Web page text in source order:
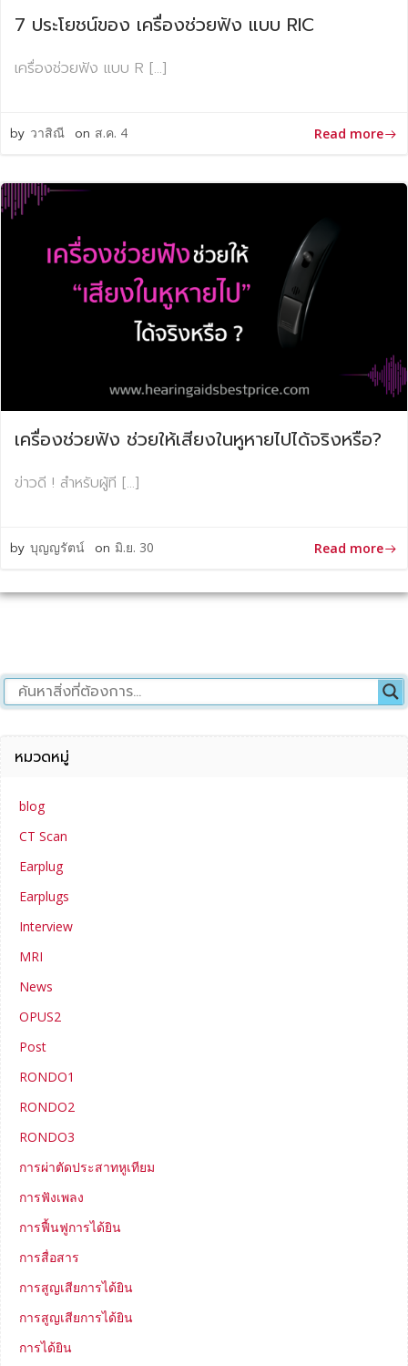
7 ประโยชน์ของ เครื่องช่วยฟัง แบบ RIC
เครื่องช่วยฟัง แบบ R […]
by วาสิณี on ส.ค. 4 Read more
เครื่องช่วยฟัง ช่วยให้เสียงในหูหายไปได้จริงหรือ?
ข่าวดี ! สำหรับผู้ที […]
by บุญญรัตน์ on มิ.ย. 30 Read more
หมวดหมู่
blog
CT Scan
Earplug
Earplugs
Interview
MRI
News
OPUS2
Post
RONDO1
RONDO2
RONDO3
การผ่าตัดประสาทหูเทียม
การฟังเพลง
การฟื้นฟูการได้ยิน
การสื่อสาร
การสูญเสียการได้ยิน
การสูญเสียการได้ยิน
การได้ยิน